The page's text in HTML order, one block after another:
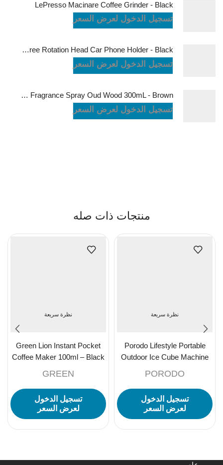
LePresso Macinare Coffee Grinder - Black
تسجيل الدخول لعرض السعر
Powerology Logan Magsafe 360 Degree Rotation Head Car Phone Holder - Black
تسجيل الدخول لعرض السعر
Green Lion Fragrance Spray Oud Wood 300mL - Brown
تسجيل الدخول لعرض السعر
منتجات ذات صله
نظرة سريعة
Porodo Lifestyle Portable
Outdoor Ice Cube Machine
PORODO
تسجيل الدخول
لعرض السعر
نظرة سريعة
Green Lion Instant Pocket
Coffee Maker 100ml – Black
GREEN
تسجيل الدخول
لعرض السعر